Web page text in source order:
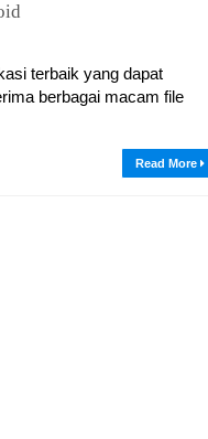
terbaik yang dapat
berbagai macam file
Read More